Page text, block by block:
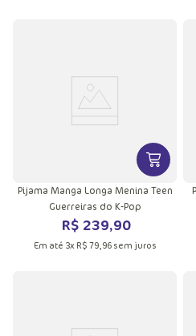
VER
Pijama Manga Longa Menina Teen
Guerreiras do K-Pop
R$ 239,90
Em até 3x R$ 79, 96sem juros